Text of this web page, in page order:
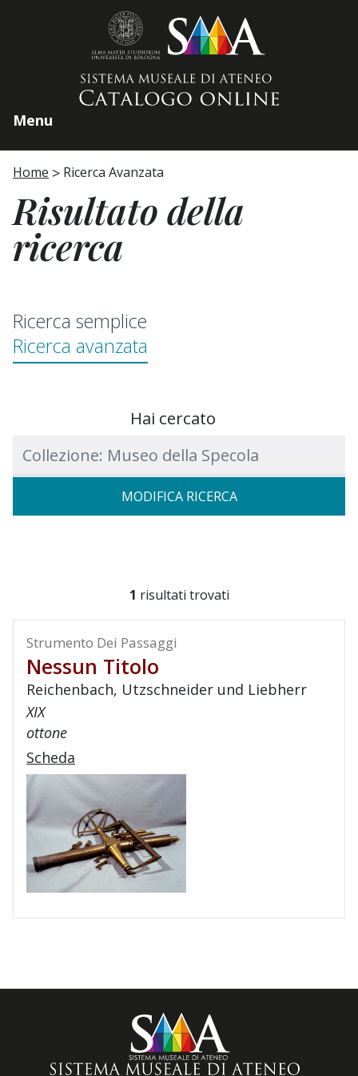
Menu
Home Ricerca Avanzata
Risultato della
ricerca
Ricerca semplice
Ricerca avanzata
Hai cercato
MODIFICA RICERCA
1 risultati trovati
Strumento Dei Passaggi
Nessun Titolo
Reichenbach, Utzschneider und Liebherr
XIX
ottone
Scheda